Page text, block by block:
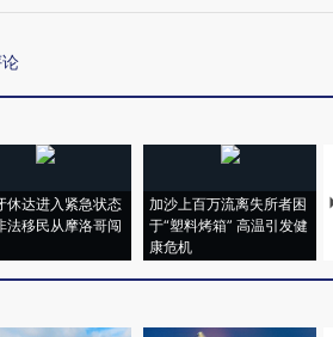
休达进入紧急状态
法移民从摩洛哥闯
加沙上百万流离失所者困
于“塑料烤箱” 高温引发健
康危机